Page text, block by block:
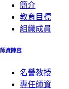
簡介
教育目標
組織成員
師資陣容
名譽教授
專任師資